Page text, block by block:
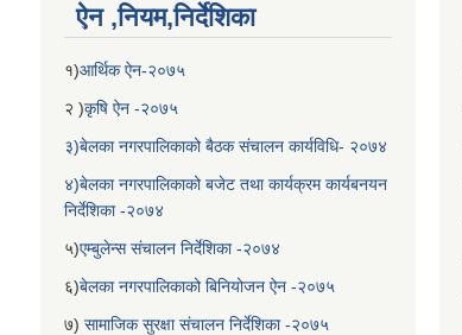
ऐन ,नियम,निर्देशिका
१)आर्थिक ऐन-२०७५
२ )कृषि ऐन -२०७५
३)बेलका नगरपालिकाको बैठक संचालन कार्यविधि- २०७४
४)बेलका नगरपालिकाको बजेट तथा कार्यक्रम कार्यबनयन
निर्देशिका -२०७४
५)एम्बुलेन्स संचालन निर्देशिका -२०७४
६)बेलका नगरपालिकाको बिनियोजन ऐन -२०७५
७) सामाजिक सुरक्षा संचालन निर्देशिका -२०७५